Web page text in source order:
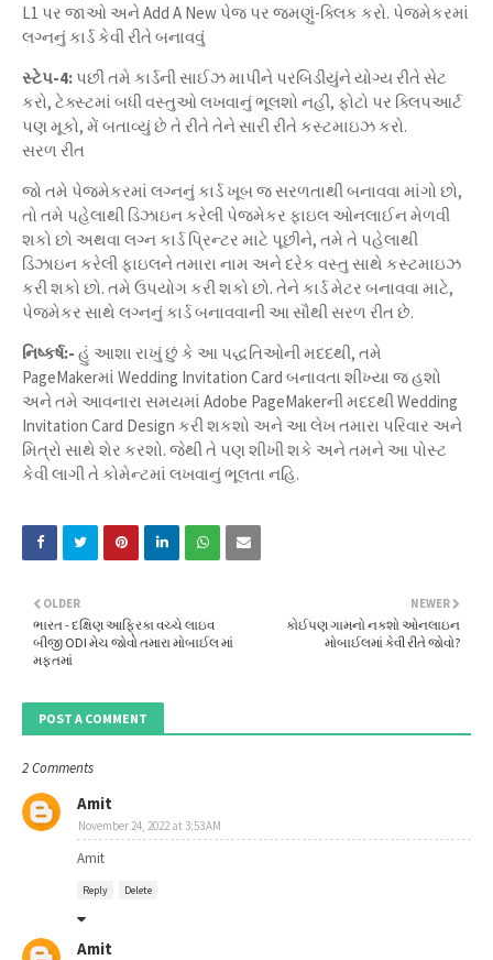
L1 પર જાઓ અને Add A New પેજ પર જમણું-ક્લિક કરો. પેજમેકરમાં
લગ્નનું કાર્ડ કેવી રીતે બનાવવું
સ્ટેપ-4: પછી તમે કાર્ડની સાઈઝ માપીને પરબિડીયુંને યોગ્ય રીતે સેટ
કરો, ટેક્સ્ટમાં બધી વસ્તુઓ લખવાનું ભૂલશો નહીં, ફોટો પર ક્લિપઆર્ટ
પણ મૂકો, મેં બતાવ્યું છે તે રીતે તેને સારી રીતે કસ્ટમાઇઝ કરો.
સરળ રીત
જો તમે પેજમેકરમાં લગ્નનું કાર્ડ ખૂબ જ સરળતાથી બનાવવા માંગો છો,
તો તમે પહેલાથી ડિઝાઇન કરેલી પેજમેકર ફાઇલ ઓનલાઈન મેળવી
શકો છો અથવા લગ્ન કાર્ડ પ્રિન્ટર માટે પૂછીને, તમે તે પહેલાથી
ડિઝાઇન કરેલી ફાઇલને તમારા નામ અને દરેક વસ્તુ સાથે કસ્ટમાઇઝ
કરી શકો છો. તમે ઉપયોગ કરી શકો છો. તેને કાર્ડ મેટર બનાવવા માટે,
પેજમેકર સાથે લગ્નનું કાર્ડ બનાવવાની આ સૌથી સરળ રીત છે.
નિષ્કર્ષ:- હું આશા રાખું છું કે આ પદ્ધતિઓની મદદથી, તમે
PageMakerમાં Wedding Invitation Card બનાવતા શીખ્યા જ હશો
અને તમે આવનારા સમયમાં Adobe PageMakerની મદદથી Wedding
Invitation Card Design કરી શકશો અને આ લેખ તમારા પરિવાર અને
મિત્રો સાથે શેર કરશો. જેથી તે પણ શીખી શકે અને તમને આ પોસ્ટ
કેવી લાગી તે કોમેન્ટમાં લખવાનું ભૂલતા નહિ.
NEWER
કોઈપણ ગામનો નકશો ઓનલાઇન
મોબાઈલમાં કેવી રીતે જોવો?
OLDER
ભારત - દક્ષિણ આફ્રિકા વચ્ચે લાઇવ
બીજી ODI મેચ જોવો તમારા મોબાઈલ માં
મફતમાં
POST A COMMENT
2 Comments
Amit
November 24, 2022 at 3:53 AM
Amit
Reply Delete
Amit